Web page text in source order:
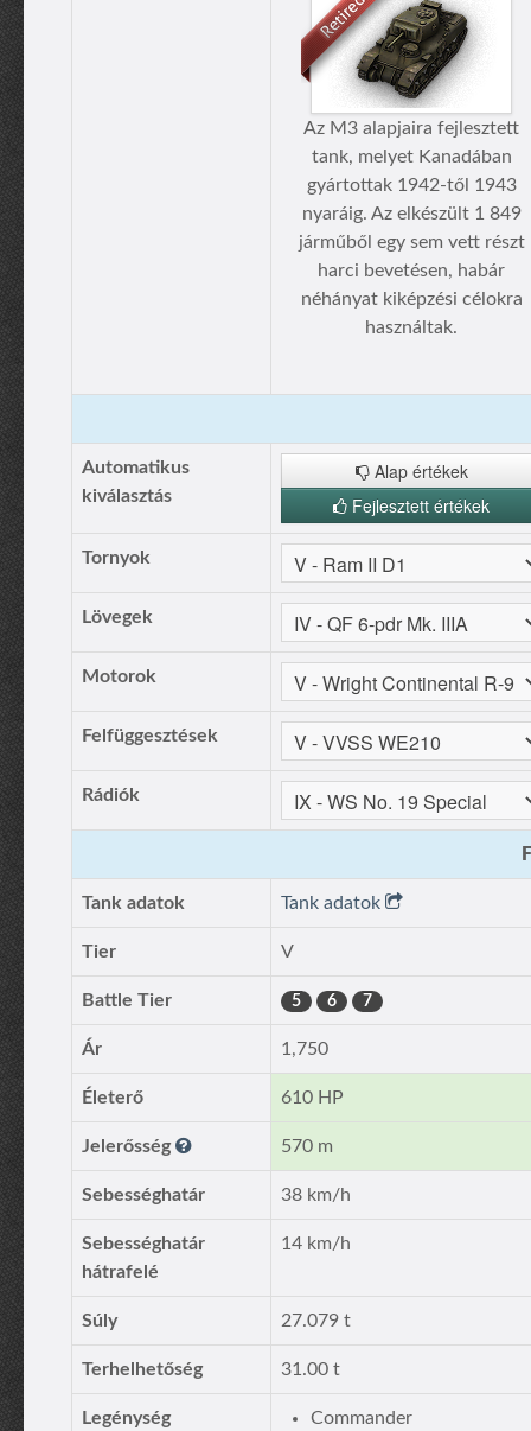
Az M3 alapjaira fejlesztett
tank, melyet Kanadában
gyártottak 1942-től 1943
nyaráig. Az elkészült 1 849
járműből egy sem vett részt
harci bevetésen, habár
néhányat kiképzési célokra
használtak.
Automatikus
kiválasztás
Alap értékek
Fejlesztett értékek
Tornyok
Lövegek
Motorok
Felfüggesztések
Rádiók
Tank adatok Tank adatok
Tier V
Battle Tier 5 6 7
Ár 1,750
Életerő 610 HP
Jelerősség 570 m
Sebességhatár 38 km/h
Sebességhatár
hátrafelé
14 km/h
Súly 27.079 t
Terhelhetőség 31.00 t
Legénység
Commander